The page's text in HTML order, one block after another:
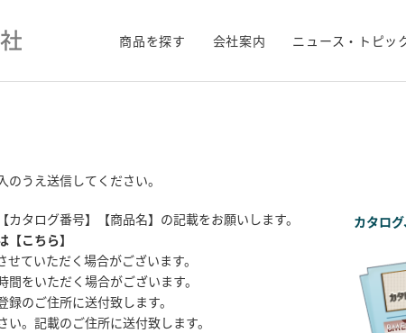
商品を探す 会社案内 ニュース・トピッ
うえ送信してください。
タログ番号】【商品名】の記載をお願いします。
【こちら】
ていただく場合がございます。
をいただく場合がございます。
のご住所に送付致します。
。記載のご住所に送付致します。
カタロ